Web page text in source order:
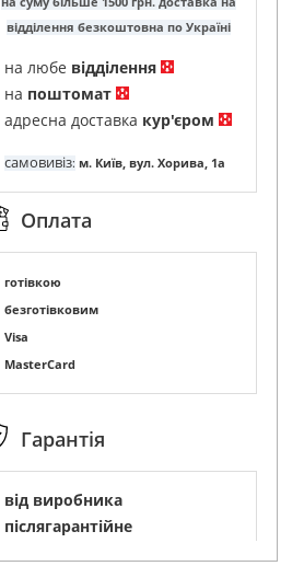
відділення безкоштовна по Україні
на любе відділення
на поштомат
адресна доставка кур'єром
самовивіз: м. Київ, вул. Хорива, 1а
Оплата
готівкою
безготівковим
Visa
MasterCard
Гарантія
від виробника
післягарантійне